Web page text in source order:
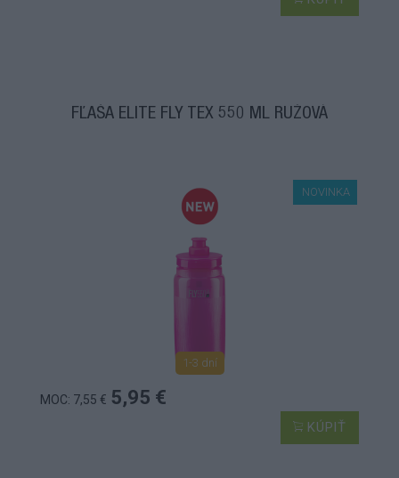
FĽAŠA ELITE FLY TEX 550 ML RUŽOVÁ
NOVINKA
1-3 dní
MOC: 7,55 € 5,95 €
KÚPIŤ